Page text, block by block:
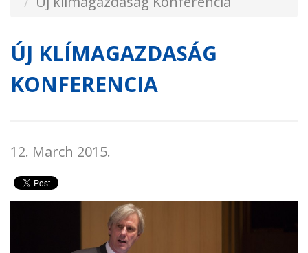
ÚJ KLÍMAGAZDASÁG
KONFERENCIA
12. March 2015.